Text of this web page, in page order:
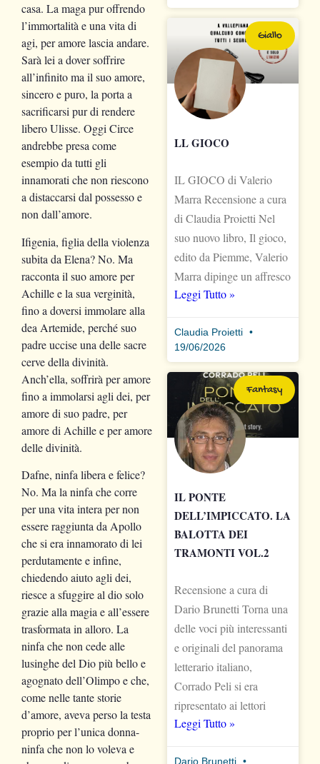
casa. La maga pur offrendo
l’immortalità e una vita di
agi, per amore lascia andare.
Sarà lei a dover soffrire
all’infinito ma il suo amore,
sincero e puro, la porta a
sacrificarsi pur di rendere
libero Ulisse. Oggi Circe
andrebbe presa come
esempio da tutti gli
innamorati che non riescono
a distaccarsi dal possesso e
non dall’amore.
Ifigenia, figlia della violenza
subita da Elena? No. Ma
racconta il suo amore per
Achille e la sua verginità,
fino a doversi immolare alla
dea Artemide, perché suo
padre uccise una delle sacre
cerve della divinità.
Anch’ella, soffrirà per amore
fino a immolarsi agli dei, per
amore di suo padre, per
amore di Achille e per amore
delle divinità.
Dafne, ninfa libera e felice?
No. Ma la ninfa che corre
per una vita intera per non
essere raggiunta da Apollo
che si era innamorato di lei
perdutamente e infine,
chiedendo aiuto agli dei,
riesce a sfuggire al dio solo
grazie alla magia e all’essere
trasformata in alloro. La
ninfa che non cede alle
lusinghe del Dio più bello e
agognato dell’Olimpo e che,
come nelle tante storie
d’amore, aveva perso la testa
proprio per l’unica donna-
ninfa che non lo voleva e
Giallo
LL GIOCO
IL GIOCO di Valerio
Marra Recensione a cura
di Claudia Proietti Nel
suo nuovo libro, Il gioco,
edito da Piemme, Valerio
Marra dipinge un affresco
Leggi Tutto »
Claudia Proietti
19/06/2026
Fantasy
IL PONTE
DELL’IMPICCATO. LA
BALOTTA DEI
TRAMONTI VOL.2
Recensione a cura di
Dario Brunetti Torna una
delle voci più interessanti
e originali del panorama
letterario italiano,
Corrado Peli si era
ripresentato ai lettori
Leggi Tutto »
Dario Brunetti